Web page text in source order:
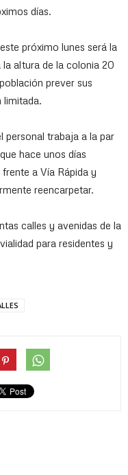
días.
próximo lunes será la
altura de la colonia 20
prever sus
limitada.
personal trabaja a la par
hace unos días
a Vía Rápida y
reencarpetar.
calles y avenidas de la
para residentes y